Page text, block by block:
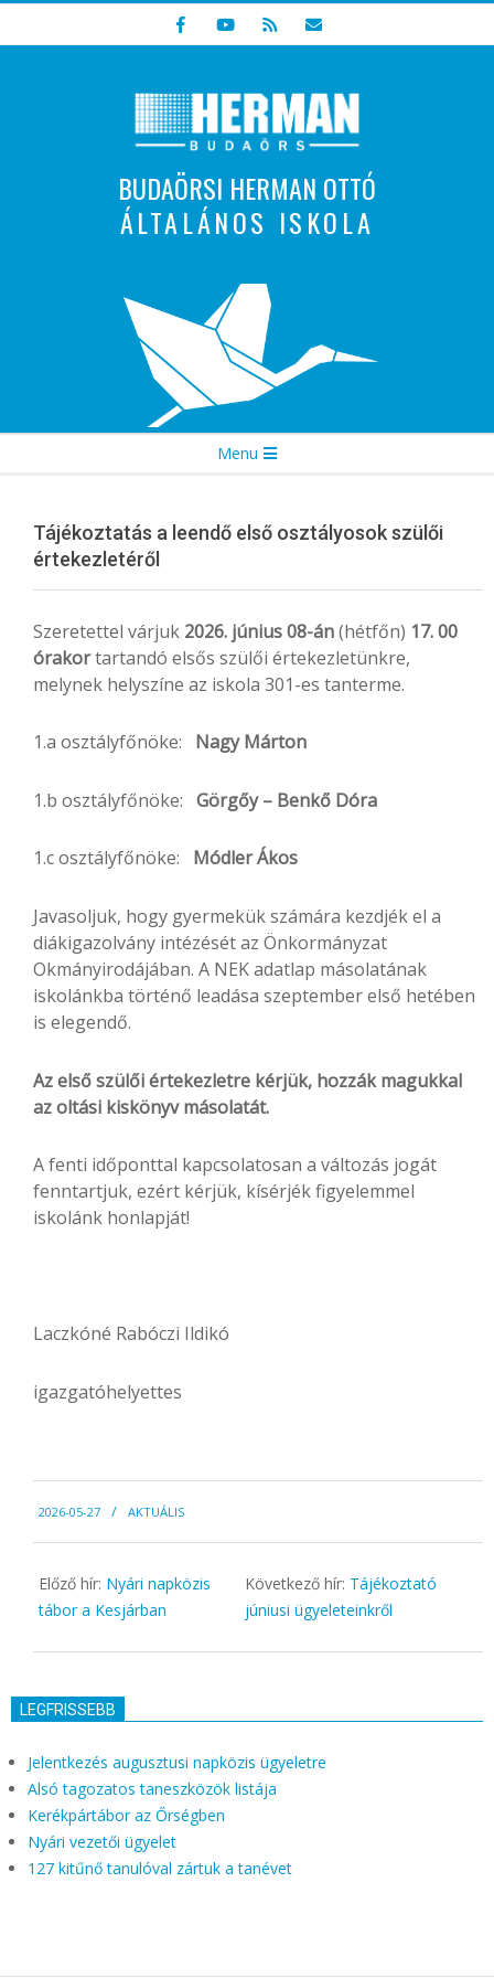
to
BUDAÖRSI HERMAN OTTÓ
ÁLTALÁNOS ISKOLA
Indulunk! Hamarosan újraindul oldalunk!
Menu
Tájékoztatás a leendő első osztályosok szülői
értekezletéről
Szeretettel várjuk 2026. június 08-án(hétfőn) 17.00
órakortartandó elsős szülői értekezletünkre,
melynek helyszíne az iskola 301-es tanterme.
1.a osztályfőnöke: Nagy Márton
1.b osztályfőnöke: Görgőy – Benkő Dóra
1.c osztályfőnöke: Módler Ákos
Javasoljuk, hogy gyermekük számára kezdjék el a
diákigazolvány intézését az Önkormányzat
Okmányirodájában. A NEK adatlap másolatának
iskolánkba történő leadása szeptember első hetében
is elegendő.
Az első szülői értekezletre kérjük, hozzák magukkal
az oltási kiskönyv másolatát.
A fenti időponttal kapcsolatosan a változás jogát
fenntartjuk, ezért kérjük, kísérjék figyelemmel
iskolánk honlapját!
Laczkóné Rabóczi Ildikó
igazgatóhelyettes
05-
27
2026-05-27 AKTUÁLIS
Előző hír: Nyári napközis
tábor a Kesjárban
Következő hír: Tájékoztató
júniusi ügyeleteinkről
LEGFRISSEBB
Jelentkezés augusztusi napközis ügyeletre
Alsó tagozatos taneszközök listája
Kerékpártábor az Őrségben
Nyári vezetői ügyelet
127 kitűnő tanulóval zártuk a tanévet